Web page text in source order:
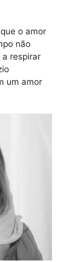
o amor
não
a respirar
um amor